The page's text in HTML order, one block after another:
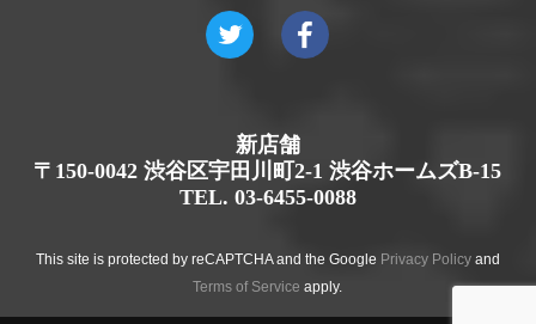
新店舗
〒150-0042 渋谷区宇田川町2-1 渋谷ホームズB-15
TEL. 03-6455-0088
This site is protected by reCAPTCHA and the Google Privacy Policyand
Terms of Service apply.